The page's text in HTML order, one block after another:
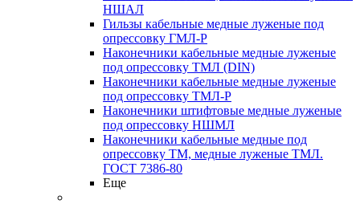
НШАЛ
Гильзы кабельные медные луженые под
опрессовку ГМЛ-Р
Наконечники кабельные медные луженые
под опрессовку ТМЛ (DIN)
Наконечники кабельные медные луженые
под опрессовку ТМЛ-Р
Наконечники штифтовые медные луженые
под опрессовку НШМЛ
Наконечники кабельные медные под
опрессовку ТМ, медные луженые ТМЛ.
ГОСТ 7386-80
Еще